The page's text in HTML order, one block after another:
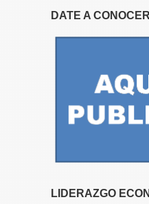
DATE A
LIDERAZGO